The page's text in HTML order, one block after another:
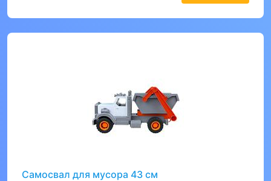
Самосвал для мусора 43 см